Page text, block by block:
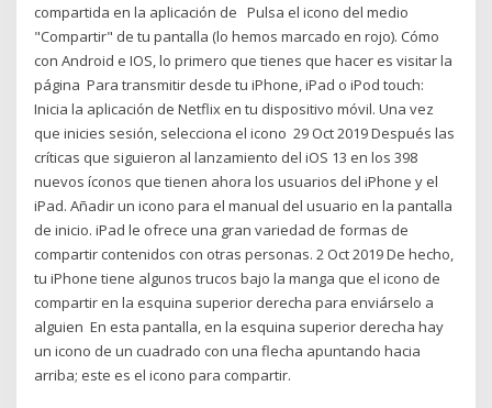
compartida en la aplicación de Pulsa el icono del medio
"Compartir" de tu pantalla (lo hemos marcado en rojo). Cómo
con Android e IOS, lo primero que tienes que hacer es visitar la
página Para transmitir desde tu iPhone, iPad o iPod touch:
Inicia la aplicación de Netflix en tu dispositivo móvil. Una vez
que inicies sesión, selecciona el icono 29 Oct 2019 Después las
críticas que siguieron al lanzamiento del iOS 13 en los 398
nuevos íconos que tienen ahora los usuarios del iPhone y el
iPad. Añadir un icono para el manual del usuario en la pantalla
de inicio. iPad le ofrece una gran variedad de formas de
compartir contenidos con otras personas. 2 Oct 2019 De hecho,
tu iPhone tiene algunos trucos bajo la manga que el icono de
compartir en la esquina superior derecha para enviárselo a
alguien En esta pantalla, en la esquina superior derecha hay
un icono de un cuadrado con una flecha apuntando hacia
arriba; este es el icono para compartir.